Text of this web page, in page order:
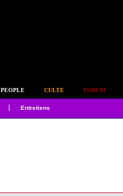
PEOPLE CULTE FORUM
Entretiens